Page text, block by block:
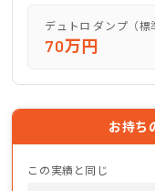
デュトロ ダンプ（
70万円
お持ち
この実績と同じ